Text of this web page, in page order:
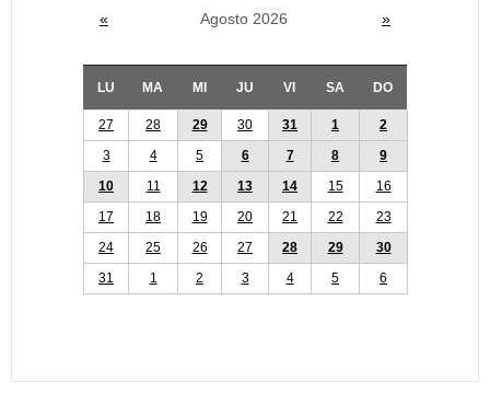
« Agosto 2026 »
LU MA MI JU VI SA DO
27 28 29 30 31 1
2
3
4 5 6 7 8
9
10
11 12 13 14 15
16
17
18 19 20 21 22
23
24
25 26 27 28 29
30
31
1 2 3 4 5 6